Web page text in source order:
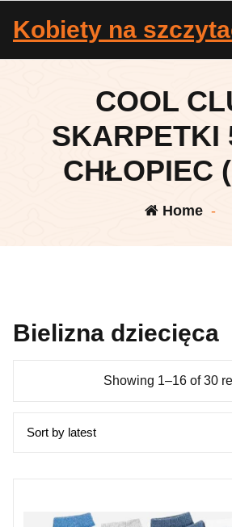
Kobiety na
COOL
SKARPETKI
CHŁOPIEC
Home-
Bielizna dziecięca
Showing 1–16 of 30